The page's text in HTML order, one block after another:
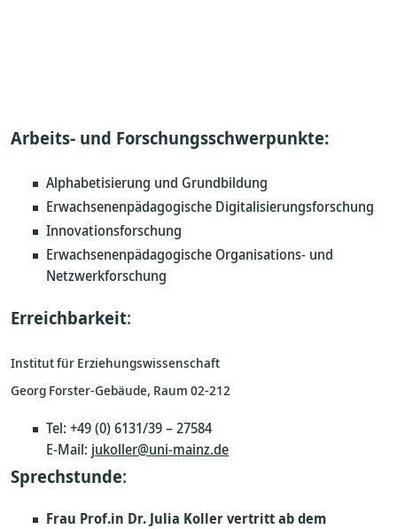
Arbeits- und Forschungsschwerpunkte:
Alphabetisierung und Grundbildung
Erwachsenenpädagogische Digitalisierungsforschung
Innovationsforschung
Erwachsenenpädagogische Organisations- und
Netzwerkforschung
Erreichbarkeit:
Institut für Erziehungswissenschaft
Georg Forster-Gebäude, Raum 02-212
Tel: +49 (0) 6131/39 – 27584
E-Mail: jukoller@uni-mainz.de
Sprechstunde:
Frau Prof.in Dr. Julia Koller vertritt ab dem